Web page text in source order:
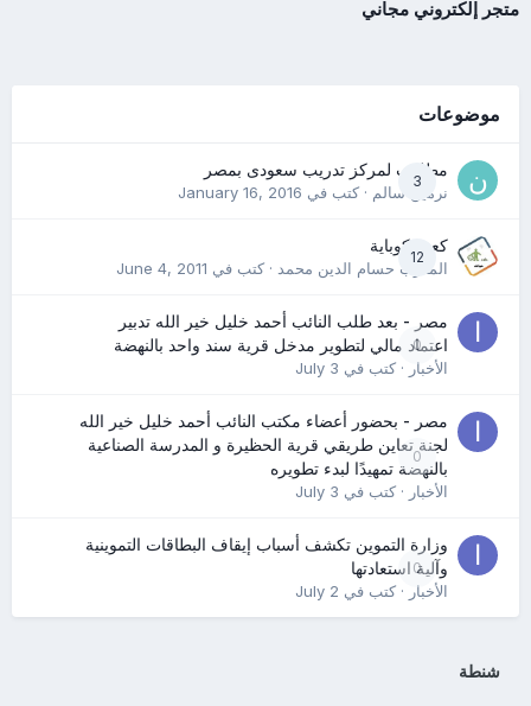
متجر إلكتروني مجاني
موضوعات
3
مطلوب لمركز تدريب سعودى بمصر
نرمين سالم· كتب في January 16, 2016
12
كعب كوباية
المدرب حسام الدين محمد· كتب في June 4, 2011
0
مصر - بعد طلب النائب أحمد خليل خير الله تدبير
اعتماد مالي لتطوير مدخل قرية سند واحد بالنهضة
الأخبار· كتب في July 3
0
مصر - بحضور أعضاء مكتب النائب أحمد خليل خير الله
لجنة تعاين طريقي قرية الحظيرة و المدرسة الصناعية
بالنهضة تمهيدًا لبدء تطويره
الأخبار· كتب في July 3
0
وزارة التموين تكشف أسباب إيقاف البطاقات التموينية
وآلية استعادتها
الأخبار· كتب في July 2
شنطة